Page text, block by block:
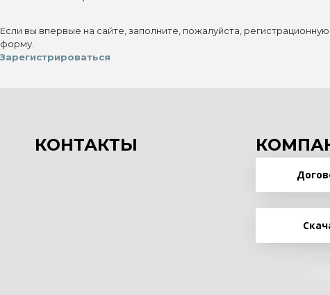
Если вы впервые на сайте, заполните, пожалуйста, регистрационную
форму.
Зарегистрироваться
КОНТАКТЫ